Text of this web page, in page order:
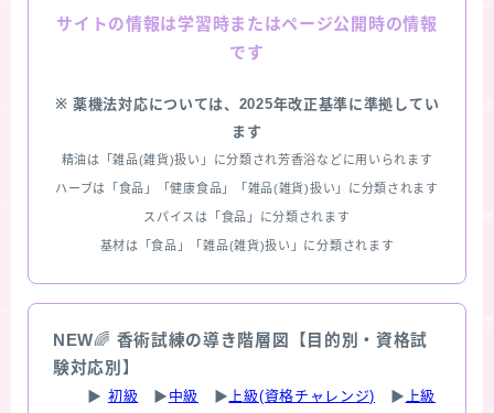
サイトの情報は学習時またはページ公開時の情報
です
※ 薬機法対応については、2025年改正基準に準拠してい
ます
精油は「雑品(雑貨)扱い」に分類され芳香浴などに用いられます
ハーブは「食品」「健康食品」「雑品(雑貨)扱い」に分類されます
スパイスは「食品」に分類されます
基材は「食品」「雑品(雑貨)扱い」に分類されます
NEW🌈 香術試練の導き階層図【目的別・資格試
験対応別】
▶ 初級 ▶ 中級 ▶ 上級(資格チャレンジ) ▶ 上級